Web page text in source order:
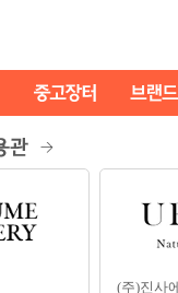
(주)진사